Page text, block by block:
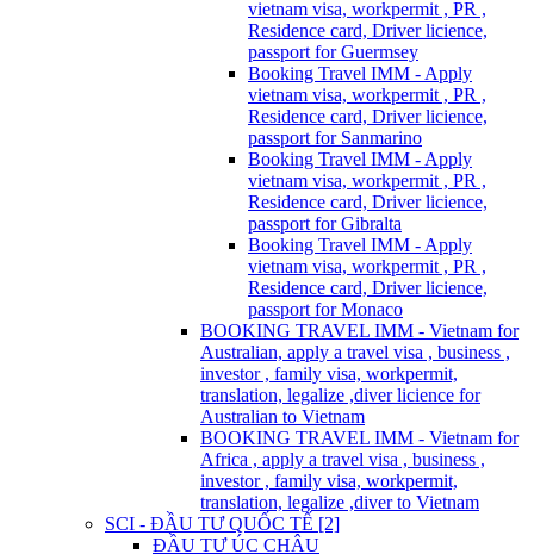
vietnam visa, workpermit , PR ,
Residence card, Driver licience,
passport for Guermsey
Booking Travel IMM - Apply
vietnam visa, workpermit , PR ,
Residence card, Driver licience,
passport for Sanmarino
Booking Travel IMM - Apply
vietnam visa, workpermit , PR ,
Residence card, Driver licience,
passport for Gibralta
Booking Travel IMM - Apply
vietnam visa, workpermit , PR ,
Residence card, Driver licience,
passport for Monaco
BOOKING TRAVEL IMM - Vietnam for
Australian, apply a travel visa , business ,
investor , family visa, workpermit,
translation, legalize ,diver licience for
Australian to Vietnam
BOOKING TRAVEL IMM - Vietnam for
Africa , apply a travel visa , business ,
investor , family visa, workpermit,
translation, legalize ,diver to Vietnam
SCI - ĐẦU TƯ QUỐC TẾ [2]
ĐẦU TƯ ÚC CHÂU